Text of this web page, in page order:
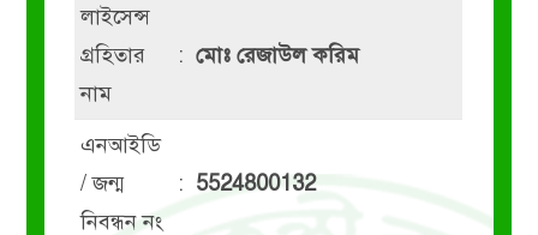
লাইসেন্স
গ্রহিতার
নাম
:মোঃ রেজাউল করিম
এনআইডি
/ জন্ম
নিবন্ধন নং
: 5524800132